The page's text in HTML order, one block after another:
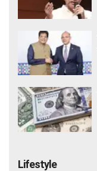
Lifestyle